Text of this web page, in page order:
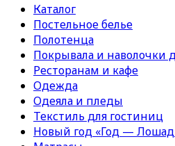
Каталог
Постельное белье
Полотенца
Покрывала и наволочки
Ресторанам и кафе
Одежда
Одеяла и пледы
Текстиль для гостиниц
Новый год «Год —